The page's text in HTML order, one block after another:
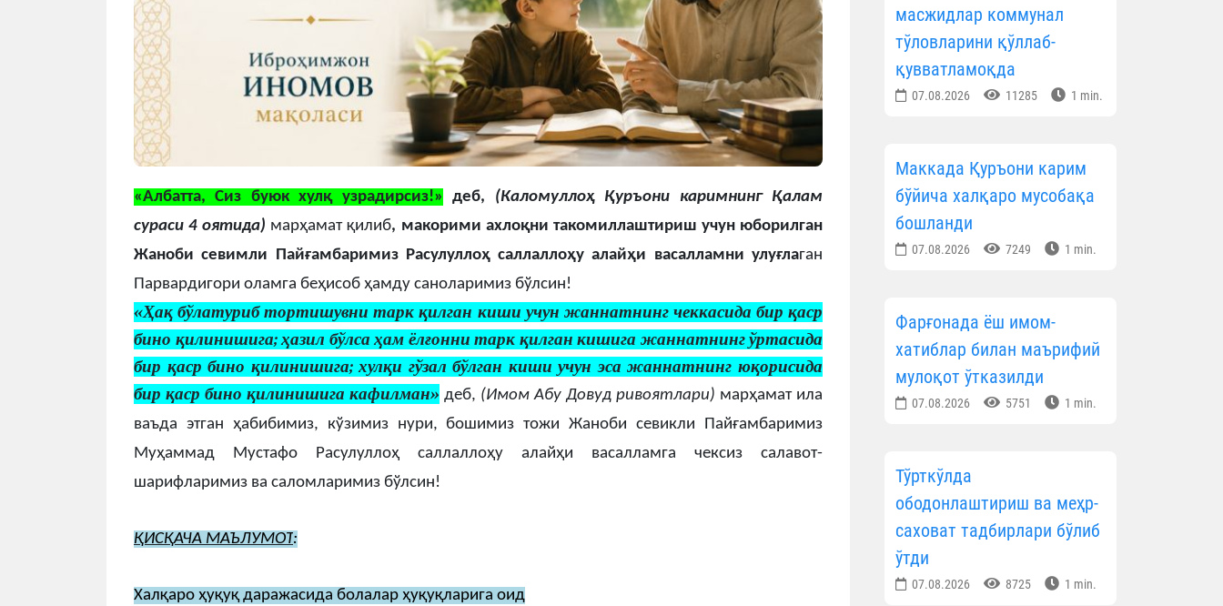
«Албатта, Сиз буюк хулқ узрадирсиз!» деб,
(Каломуллоҳ Қуръони каримнинг Қалам
сураси 4 оятида) марҳамат қилиб, макорими ахлоқни такомиллаштириш учун юборилган
Жаноби севимли Пайғамбаримиз Расулуллоҳ саллаллоҳу алайҳи васалламни улуғлаган
Парвардигори оламга беҳисоб ҳамду саноларимиз бўлсин!
«Ҳақ бўлатуриб тортишувни тарк қилган киши учун жаннатнинг чеккасида бир қаср
бино қилинишига; ҳазил бўлса ҳам ёлғонни тарк қилган кишига жаннатнинг ўртасида
бир қаср бино қилинишига; хулқи гўзал бўлган киши учун эса жаннатнинг юқорисида
бир қаср бино қилинишига кафилман» деб, (Имом Абу Довуд ривоятлари) марҳамат ила
ваъда этган ҳабибимиз, кўзимиз нури, бошимиз тожи Жаноби севикли Пайғамбаримиз
Муҳаммад Мустафо Расулуллоҳ саллаллоҳу алайҳи васалламга чексиз салавот-
шарифларимиз ва саломларимиз бўлсин!
ҚИСҚАЧА МАЪЛУМОТ:
Халқаро ҳуқуқ даражасида болалар ҳуқуқларига оид
масжидлар коммунал
тўловларини қўллаб-
қувватламоқда
07.08.2026 11285 1 min.
Маккада Қуръони карим
бўйича халқаро мусобақа
бошланди
07.08.2026 7249 1 min.
Фарғонада ёш имом-
хатиблар билан маърифий
мулоқот ўтказилди
07.08.2026 5751 1 min.
Тўрткўлда
ободонлаштириш ва меҳр-
саховат тадбирлари бўлиб
ўтди
07.08.2026 8725 1 min.